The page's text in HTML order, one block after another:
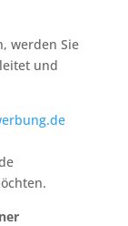
werden Sie
und